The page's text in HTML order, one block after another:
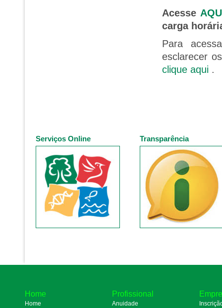
Acesse
carga
Para
esclarecer
clique aqui .
Serviços Online Transparência
Home
Home
Profissional
Anuidade